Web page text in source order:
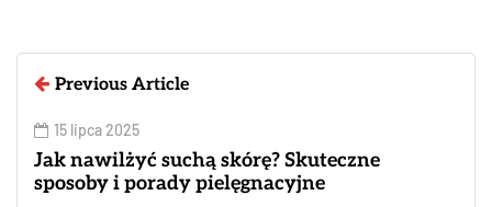
Previous Article
15 lipca 2025
Jak nawilżyć suchą skórę? Skuteczne
sposoby i porady pielęgnacyjne